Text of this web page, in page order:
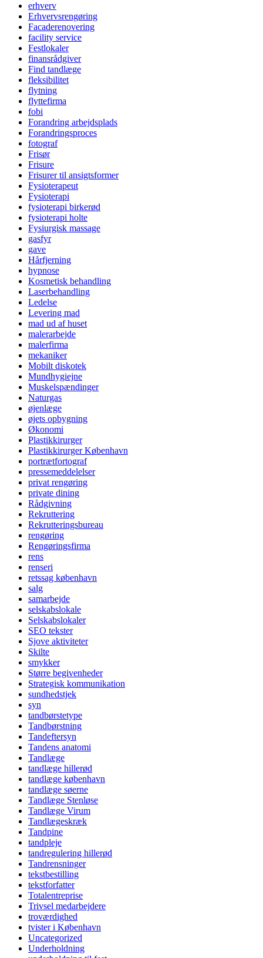
erhverv
Erhvervsrengøring
Facaderenovering
facility service
Festlokaler
finansrådgiver
Find tandlæge
fleksibilitet
flytning
flyttefirma
fobi
Forandring arbejdsplads
Forandringsproces
fotograf
Frisør
Frisure
Frisurer til ansigtsformer
Fysioterapeut
Fysioterapi
fysioterapi birkerød
fysioterapi holte
Fysiurgisk massage
gasfyr
gave
Hårfjerning
hypnose
Kosmetisk behandling
Laserbehandling
Ledelse
Levering mad
mad ud af huset
malerarbejde
malerfirma
mekaniker
Mobilt diskotek
Mundhygiejne
Muskelspændinger
Naturgas
øjenlæge
øjets opbygning
Økonomi
Plastikkirurger
Plastikkirurger København
portrætfortograf
pressemeddelelser
privat rengøring
private dining
Rådgivning
Rekruttering
Rekrutteringsbureau
rengøring
Rengøringsfirma
rens
renseri
retssag københavn
salg
samarbejde
selskabslokale
Selskabslokaler
SEO tekster
Sjove aktiviteter
Skilte
smykker
Større begivenheder
Strategisk kommunikation
sundhedstjek
syn
tandbørstetype
Tandbørstning
Tandeftersyn
Tandens anatomi
Tandlæge
tandlæge hillerød
tandlæge københavn
tandlæge søerne
Tandlæge Stenløse
Tandlæge Virum
Tandlægeskræk
Tandpine
tandpleje
tandregulering hillerød
Tandrensninger
tekstbestilling
tekstforfatter
Totalentreprise
Trivsel medarbejdere
troværdighed
tvister i København
Uncategorized
Underholdning